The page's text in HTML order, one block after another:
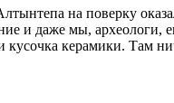
на поверку
и даже мы, археологи,
керамики. Там